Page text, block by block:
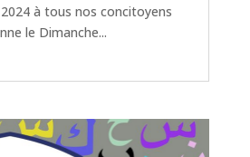
à tous nos concitoyens
le Dimanche...